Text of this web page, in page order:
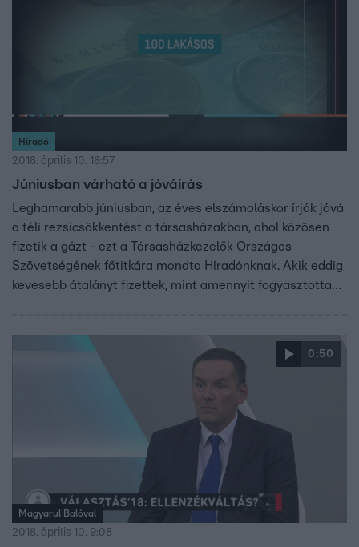
pagination:widow-orphan; font-size:11.0pt; font-
Híradó
2018. április 10. 16:57
Júniusban várható a jóváírás
Leghamarabb júniusban, az éves elszámoláskor írják jóvá
a téli rezsicsökkentést a társasházakban, ahol közösen
fizetik a gázt - ezt a Társasházkezelők Országos
Szövetségének főtitkára mondta Híradónknak. Akik eddig
kevesebb átalányt fizettek, mint amennyit fogyasztottak,
0:50
Magyarul Balóval
2018. április 10. 9:08